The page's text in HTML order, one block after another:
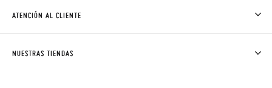
CÓMO COMPRAR
ATENCIÓN AL CLIENTE
NUESTRAS TIENDAS